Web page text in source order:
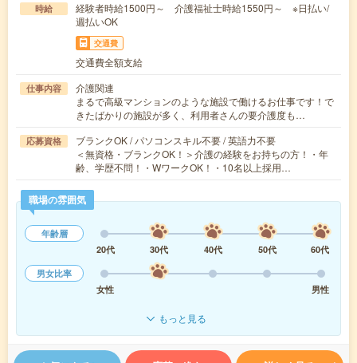
時給
経験者時給1500円～ 介護福祉士時給1550円～ ※日払い/
週払いOK
交通費
交通費全額支給
仕事内容
介護関連
まるで高級マンションのような施設で働けるお仕事です！で
きたばかりの施設が多く、利用者さんの要介護度も…
応募資格
ブランクOK / パソコンスキル不要 / 英語力不要
＜無資格・ブランクOK！＞介護の経験をお持ちの方！・年
齢、学歴不問！・WワークOK！・10名以上採用…
職場の雰囲気
年齢層
20代
30代 40代 50代
60代
男女比率
女性
男性
もっと見る